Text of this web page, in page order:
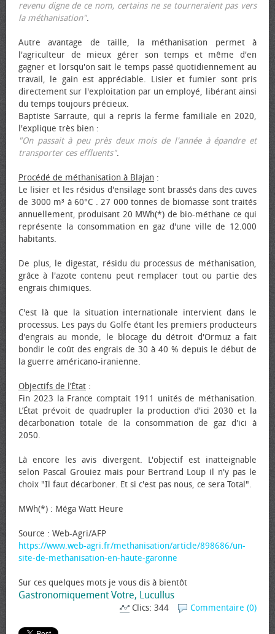
revenu digne de ce nom, certains ne se tourneraient pas vers
la méthanisation".
Autre avantage de taille, la méthanisation permet à
l'agriculteur de mieux gérer son temps et même d'en
gagner et lorsqu'on sait le temps passé quotidiennement au
travail, le gain est appréciable. Lisier et fumier sont pris
directement sur l'exploitation par un employé, libérant ainsi
du temps toujours précieux.
Baptiste Sarraute, qui a repris la ferme familiale en 2020,
l'explique très bien :
"On passait à peu près deux mois de l'année à épandre et
transporter ces effluents".
Procédé de méthanisation à Blajan :
Le lisier et les résidus d'ensilage sont brassés dans des cuves
de 3000 m³ à 60°C . 27 000 tonnes de biomasse sont traités
annuellement, produisant 20 MWh(*) de bio-méthane ce qui
représente la consommation en gaz d'une ville de 12.000
habitants.
De plus, le digestat, résidu du processus de méthanisation,
grâce à l'azote contenu peut remplacer tout ou partie des
engrais chimiques.
C'est là que la situation internationale intervient dans le
processus. Les pays du Golfe étant les premiers producteurs
d'engrais au monde, le blocage du détroit d'Ormuz a fait
bondir le coût des engrais de 30 à 40 % depuis le début de
la guerre américano-iranienne.
Objectifs de l’État :
Fin 2023 la France comptait 1911 unités de méthanisation.
L’État prévoit de quadrupler la production d'ici 2030 et la
décarbonation totale de la consommation de gaz d'ici à
2050.
Là encore les avis divergent. L'objectif est inatteignable
selon Pascal Grouiez mais pour Bertrand Loup il n'y pas le
choix "Il faut décarboner. Et si c'est pas nous, ce sera Total".
MWh(*) : Méga Watt Heure
Source : Web-Agri/AFP
https://www.web-agri.fr/methanisation/article/898686/un-
site-de-methanisation-en-haute-garonne
Sur ces quelques mots je vous dis à bientôt
Gastronomiquement Votre, Lucullus
Commentaire (0)
Clics: 344